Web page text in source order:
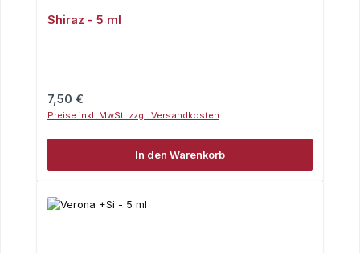
Shiraz - 5 ml
Regulärer Preis:
7,50 €
Preise inkl. MwSt. zzgl. Versandkosten
In den Warenkorb